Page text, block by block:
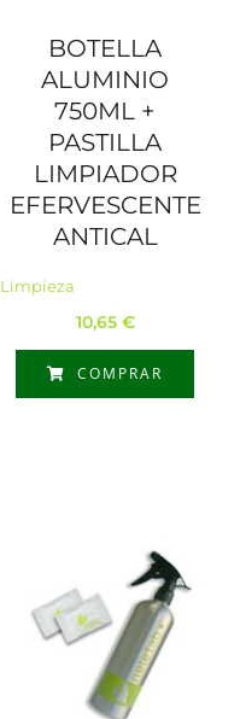
BOTELLA
ALUMINIO
750ML +
PASTILLA
LIMPIADOR
EFERVESCENTE
ANTICAL
Limpieza
10,65 €
COMPRAR